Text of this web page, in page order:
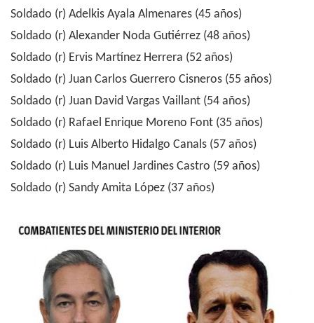
Soldado (r) Adelkis Ayala Almenares (45 años)
Soldado (r) Alexander Noda Gutiérrez (48 años)
Soldado (r) Ervis Martínez Herrera (52 años)
Soldado (r) Juan Carlos Guerrero Cisneros (55 años)
Soldado (r) Juan David Vargas Vaillant (54 años)
Soldado (r) Rafael Enrique Moreno Font (35 años)
Soldado (r) Luis Alberto Hidalgo Canals (57 años)
Soldado (r) Luis Manuel Jardines Castro (59 años)
Soldado (r) Sandy Amita López (37 años)